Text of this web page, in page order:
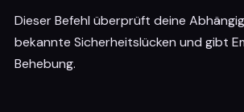
Dieser Befehl überprüft deine
bekannte Sicherheitslücken und gibt
Behebung.